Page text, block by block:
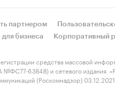
партнером
бизнеса Корпоративный
средства массовой
63848) и сетевого издания
(Роскомнадзор)